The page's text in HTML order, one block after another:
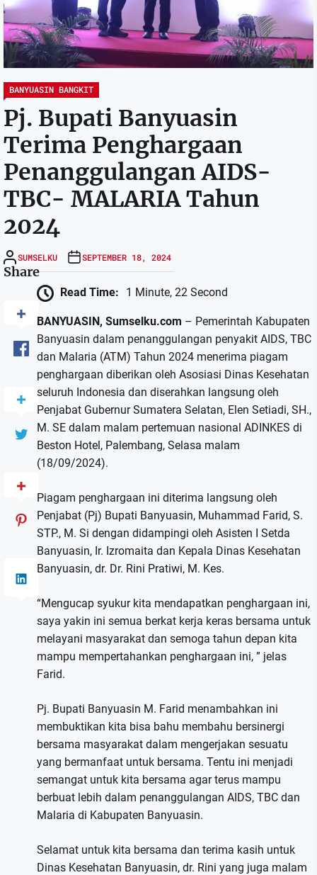
BANYUASIN BANGKIT
Pj. Bupati Banyuasin
Terima Penghargaan
Penanggulangan AIDS-
TBC- MALARIA Tahun
2024
SUMSELKU SEPTEMBER 18, 2024
Share
Read Time: 1 Minute, 22 Second
BANYUASIN, Sumselku.com – Pemerintah Kabupaten
Banyuasin dalam penanggulangan penyakit AIDS, TBC
dan Malaria (ATM) Tahun 2024 menerima piagam
penghargaan diberikan oleh Asosiasi Dinas Kesehatan
seluruh Indonesia dan diserahkan langsung oleh
Penjabat Gubernur Sumatera Selatan, Elen Setiadi, SH.,
M. SE dalam malam pertemuan nasional ADINKES di
Beston Hotel, Palembang, Selasa malam
(18/09/2024).
Piagam penghargaan ini diterima langsung oleh
Penjabat (Pj) Bupati Banyuasin, Muhammad Farid, S.
STP., M. Si dengan didampingi oleh Asisten I Setda
Banyuasin, Ir. Izromaita dan Kepala Dinas Kesehatan
Banyuasin, dr. Dr. Rini Pratiwi, M. Kes.
“Mengucap syukur kita mendapatkan penghargaan ini,
saya yakin ini semua berkat kerja keras bersama untuk
melayani masyarakat dan semoga tahun depan kita
mampu mempertahankan penghargaan ini, ” jelas
Farid.
Pj. Bupati Banyuasin M. Farid menambahkan ini
membuktikan kita bisa bahu membahu bersinergi
bersama masyarakat dalam mengerjakan sesuatu
yang bermanfaat untuk bersama. Tentu ini menjadi
semangat untuk kita bersama agar terus mampu
berbuat lebih dalam penanggulangan AIDS, TBC dan
Malaria di Kabupaten Banyuasin.
Selamat untuk kita bersama dan terima kasih untuk
Dinas Kesehatan Banyuasin, dr. Rini yang juga malam